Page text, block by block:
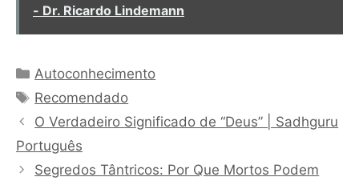
- Dr. Ricardo Lindemann
Categorias
Autoconhecimento
Tags
Recomendado
O Verdadeiro Significado de “Deus” | Sadhguru
Português
Segredos Tântricos: Por Que Mortos Podem